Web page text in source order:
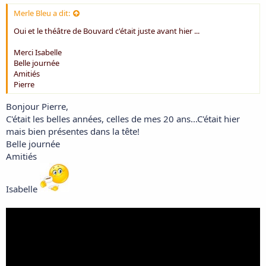
Merle Bleu a dit:
Oui et le théâtre de Bouvard c'était juste avant hier ...
Merci Isabelle
Belle journée
Amitiés
Pierre
Bonjour Pierre,
C'était les belles années, celles de mes 20 ans...C'était hier
mais bien présentes dans la tête!
Belle journée
Amitiés
Isabelle